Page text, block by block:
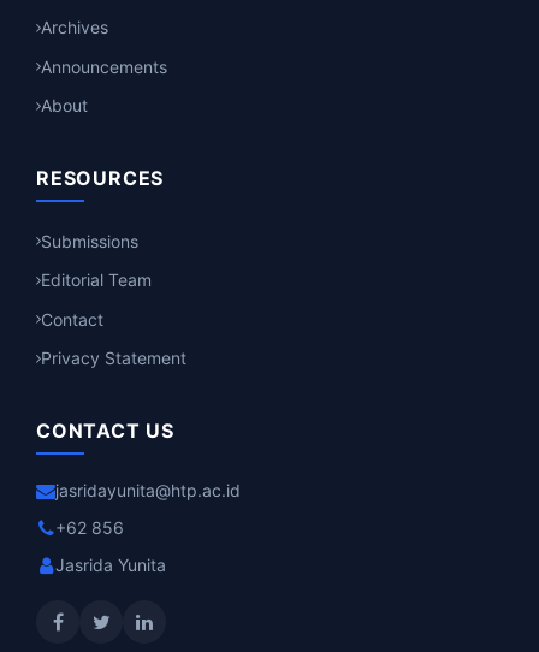
Archives
Announcements
About
RESOURCES
Submissions
Editorial Team
Contact
Privacy Statement
CONTACT US
jasridayunita@htp.ac.id
+62 856
Jasrida Yunita